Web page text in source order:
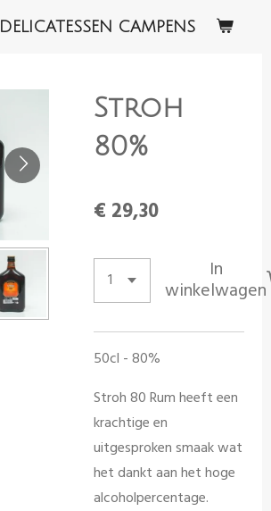
DELICATESSEN CAMPENS
Stroh
80%
€ 29,30
In
winkelwagen
50cl - 80%
Stroh 80 Rumheeft een
krachtige en
uitgesproken smaak wat
het dankt aan het hoge
alcoholpercentage.